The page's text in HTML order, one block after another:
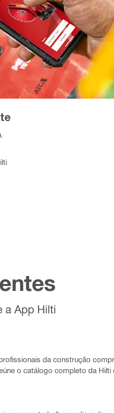
a App Hilti
da construção
o catálogo completo da